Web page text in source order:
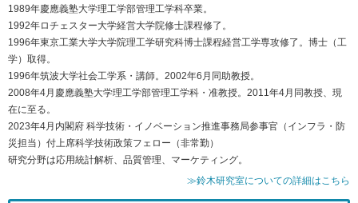
1989年慶應義塾大学理工学部管理工学科卒業。
1992年ロチェスター大学経営大学院修士課程修了。
1996年東京工業大学大学院理工学研究科博士課程経営工学専攻修了。博士（工
学）取得。
1996年筑波大学社会工学系・講師。2002年6月同助教授。
2008年4月慶應義塾大学理工学部管理工学科・准教授。2011年4月同教授、現
在に至る。
2023年4月内閣府 科学技術・イノベーション推進事務局参事官（インフラ・防
災担当）付上席科学技術政策フェロー（非常勤）
研究分野は応用統計解析、品質管理、マーケティング。
≫鈴木研究室についての詳細はこちら